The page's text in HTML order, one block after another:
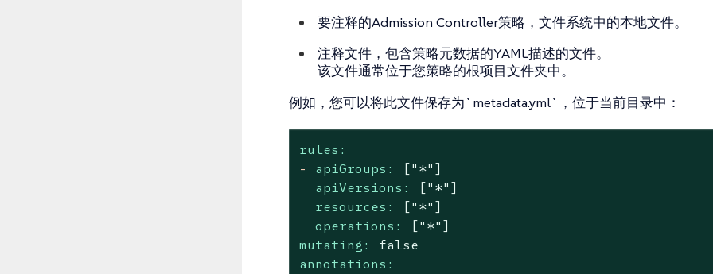
要注释的Admission Controller策略，文件系统中的本地文件。
注释文件，包含策略元数据的YAML描述的文件。
该文件通常位于您策略的根项目文件夹中。
例如，您可以将此文件保存为`metadata.yml`，位于当前目录中：
rules:
-
apiGroups:
["*"]
apiVersions:
["*"]
resources:
["*"]
operations:
["*"]
mutating:
false
annotations: